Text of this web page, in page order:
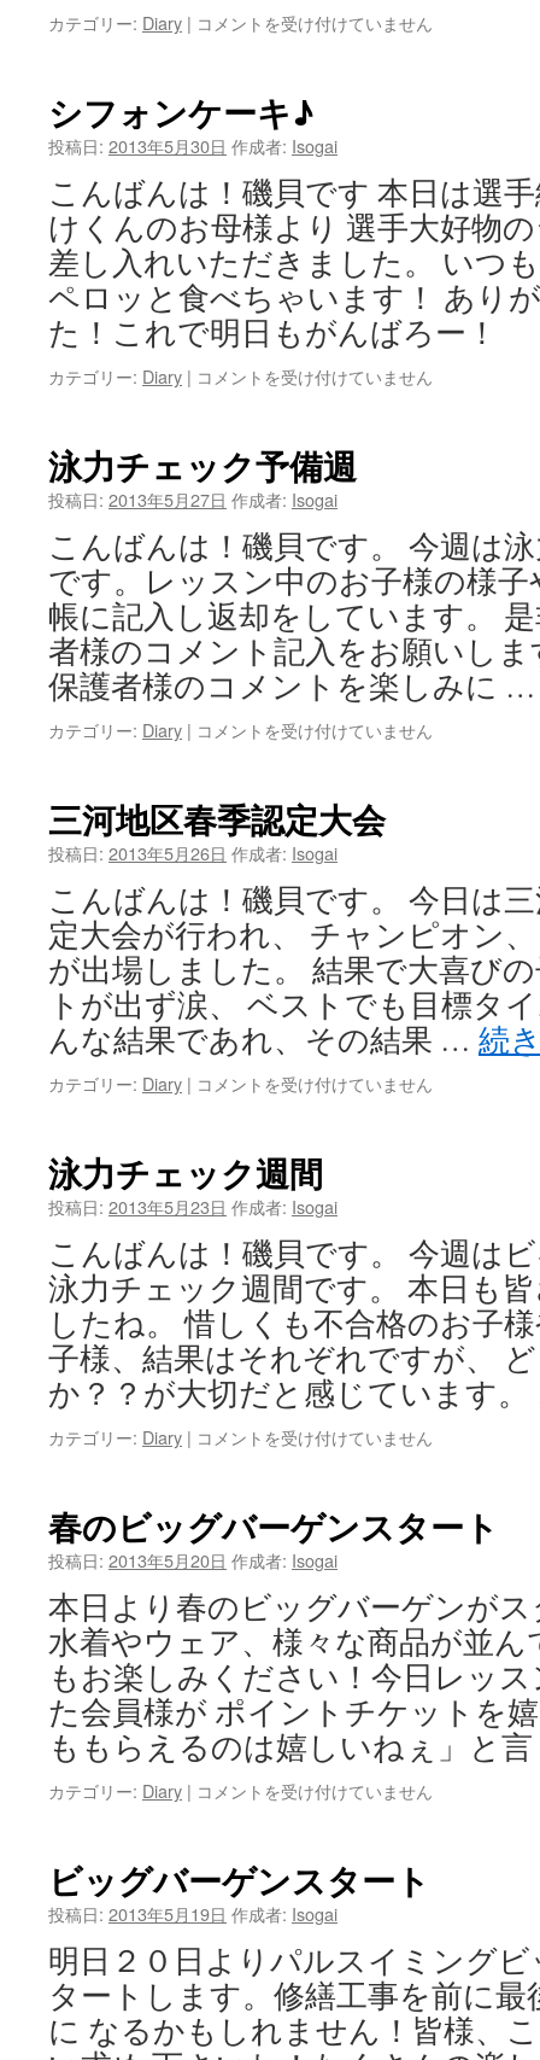
カテゴリー: Diary | パ
イ
ミ
ン
フ
ェ
ス
テ
ィ
バ
ル
コメントを受け付けていません
シフォンケーキ♪
投稿日: 2013年5月30日 作成者: Isogai
こんばんは！磯貝です 本日は選
けくんのお母様より 選手大好物
差し入れいただきました。 いつ
ペロッと食べちゃいます！ あり
た！これで明日もがんばろー！
カテゴリー: Diary | シ
ケ
ー
♪
は
コメントを受け付けていません
泳力チェック予備週
投稿日: 2013年5月27日 作成者: Isogai
こんばんは！磯貝です。 今週は
です。レッスン中のお子様の様
帳に記入し返却をしています。
者様のコメント記入をお願いし
保護者様のコメントを楽しみに
カテゴリー: Diary | 泳
ェ
ッ
ク
備
週
は
コメントを受け付けていません
三河地区春季認定大会
投稿日: 2013年5月26日 作成者: Isogai
こんばんは！磯貝です。 今日は
定大会が行われ、 チャンピオン
が出場しました。 結果で大喜び
トが出ず涙、 ベストでも目標タ
んな結果であれ、その結果 … 続
カテゴリー: Diary | 三
春
季
定
大
会
は
コメントを受け付けていません
泳力チェック週間
投稿日: 2013年5月23日 作成者: Isogai
こんばんは！磯貝です。 今週は
泳力チェック週間です。 本日も
したね。 惜しくも不合格のお子
子様、結果はそれぞれですが、
か？？が大切だと感じています
カテゴリー: Diary | 泳
ェ
ッ
ク
間
は
コメントを受け付けていません
春のビッグバーゲンスタート
投稿日: 2013年5月20日 作成者: Isogai
本日より春のビッグバーゲンが
水着やウェア、様々な商品が並
もお楽しみください！今日レッ
た会員様が ポイントチケットを
ももらえるのは嬉しいねぇ」と
カテゴリー: Diary | 春
グ
バ
ゲ
ン
ス
タ
コメントを受け付けていません
ビッグバーゲンスタート
投稿日: 2013年5月19日 作成者: Isogai
明日２０日よりパルスイミング
タートします。修繕工事を前に
に なるかもしれません！皆様、